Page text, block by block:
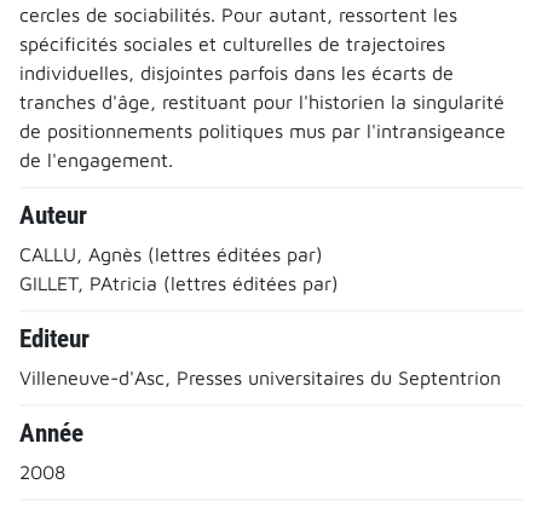
cercles de sociabilités. Pour autant, ressortent les
spécificités sociales et culturelles de trajectoires
individuelles, disjointes parfois dans les écarts de
tranches d'âge, restituant pour l'historien la singularité
de positionnements politiques mus par l'intransigeance
de l'engagement.
Auteur
CALLU, Agnès (lettres éditées par)
GILLET, PAtricia (lettres éditées par)
Editeur
Villeneuve-d'Asc, Presses universitaires du Septentrion
Année
2008